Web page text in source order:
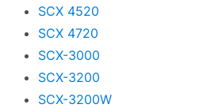
SCX 4520
SCX 4720
SCX-3000
SCX-3200
SCX-3200W